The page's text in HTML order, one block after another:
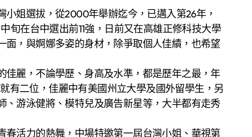
旬在台中選出前11強，日前又在高雄正修科技大學
，與婀娜多姿的身材，除爭取個人佳績，也希望
佳麗，不論學歷、身高及水準，都是歷年之最，年
有二位，佳麗中有美國州立大學及國外留學生，另
游泳健將、模特兒及廣告新星等，大半都有走秀
春活力的熱舞，中場特邀第一屆台灣小姐、華視第